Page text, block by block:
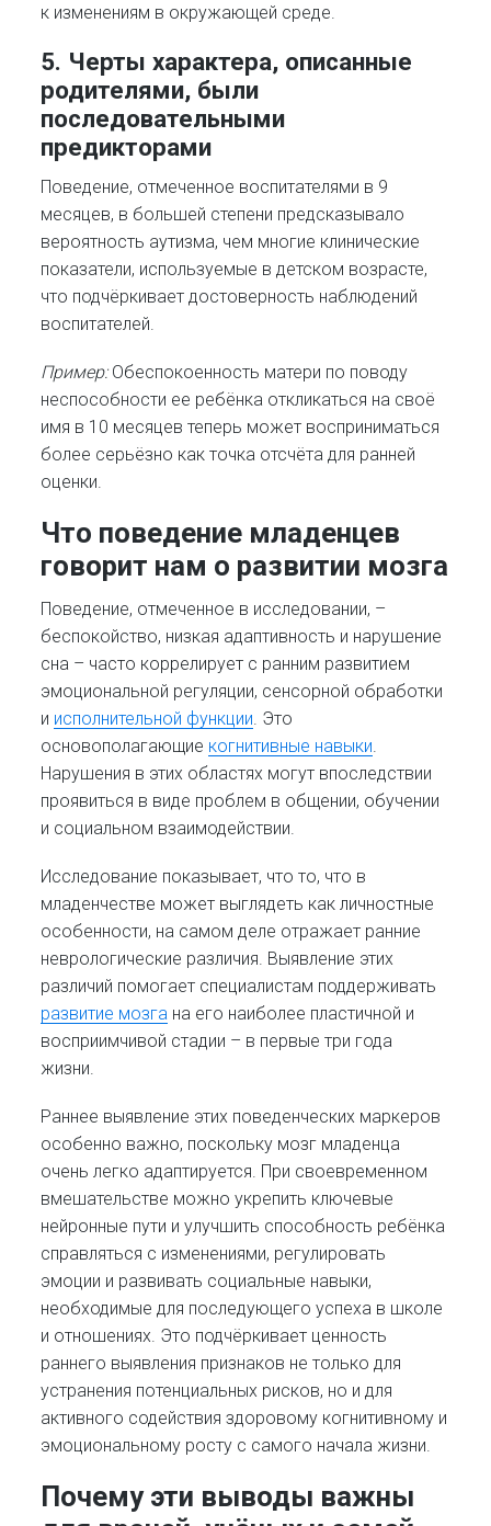
к изменениям в окружающей среде.​
5. Черты характера, описанные
родителями, были
последовательными
предикторами
Поведение, отмеченное воспитателями в 9
месяцев, в большей степени предсказывало
вероятность аутизма, чем многие клинические
показатели, используемые в детском возрасте,
что подчёркивает достоверность наблюдений
воспитателей.
Пример:Обеспокоенность матери по поводу
неспособности ее ребёнка откликаться на своё
имя в 10 месяцев теперь может восприниматься
более серьёзно как точка отсчёта для ранней
оценки.
Что поведение младенцев
говорит нам о развитии мозга
Поведение, отмеченное в исследовании, –
беспокойство, низкая адаптивность и нарушение
сна – часто коррелирует с ранним развитием
эмоциональной регуляции, сенсорной обработки
и исполнительной функции . Это
основополагающие когнитивные навыки
Нарушения в этих областях могут впоследствии
проявиться в виде проблем в общении, обучении
и социальном взаимодействии.
Исследование показывает, что то, что в
младенчестве может выглядеть как личностные
особенности, на самом деле отражает ранние
неврологические различия. Выявление этих
различий помогает специалистам поддерживать
развитие мозга на его наиболее пластичной и
восприимчивой стадии – в первые три года
жизни.
Раннее выявление этих поведенческих маркеров
особенно важно, поскольку мозг младенца
очень легко адаптируется. При своевременном
вмешательстве можно укрепить ключевые
нейронные пути и улучшить способность ребёнка
справляться с изменениями, регулировать
эмоции и развивать социальные навыки,
необходимые для последующего успеха в школе
и отношениях. Это подчёркивает ценность
раннего выявления признаков не только для
устранения потенциальных рисков, но и для
активного содействия здоровому когнитивному и
эмоциональному росту с самого начала жизни.
Почему эти выводы важны